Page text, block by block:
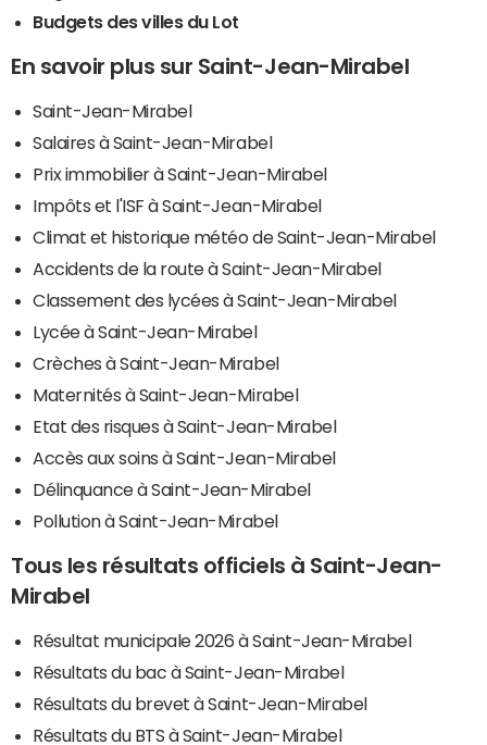
Budgets des villes du Lot
En savoir plus sur Saint-Jean-Mirabel
Saint-Jean-Mirabel
Salaires à Saint-Jean-Mirabel
Prix immobilier à Saint-Jean-Mirabel
Impôts et l'ISF à Saint-Jean-Mirabel
Climat et historique météo de Saint-Jean-Mirabel
Accidents de la route à Saint-Jean-Mirabel
Classement des lycées à Saint-Jean-Mirabel
Lycée à Saint-Jean-Mirabel
Crèches à Saint-Jean-Mirabel
Maternités à Saint-Jean-Mirabel
Etat des risques à Saint-Jean-Mirabel
Accès aux soins à Saint-Jean-Mirabel
Délinquance à Saint-Jean-Mirabel
Pollution à Saint-Jean-Mirabel
Tous les résultats officiels à Saint-Jean-
Mirabel
Résultat municipale 2026 à Saint-Jean-Mirabel
Résultats du bac à Saint-Jean-Mirabel
Résultats du brevet à Saint-Jean-Mirabel
Résultats du BTS à Saint-Jean-Mirabel